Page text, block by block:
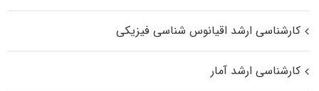
کارشناسی ارشد اقیانوس‌ شناسی فیزیکی
کارشناسی ارشد آمار